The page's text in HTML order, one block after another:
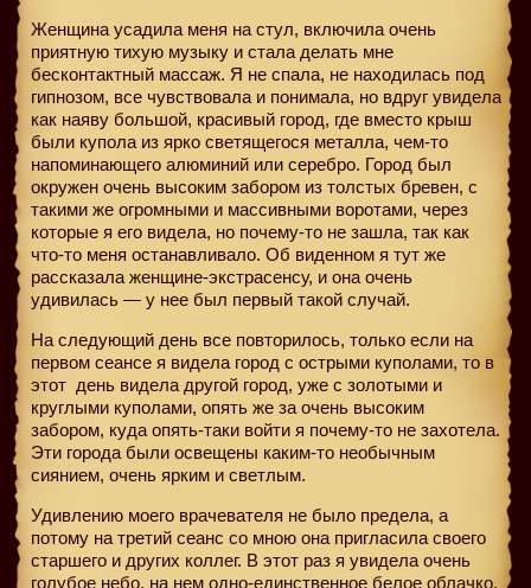
Женщина усадила меня на стул, включила очень
приятную тихую музыку и стала делать мне
бесконтактный массаж. Я не спала, не находилась под
гипнозом, все чувствовала и понимала, но вдруг увидела
как наяву большой, красивый город, где вместо крыш
были купола из ярко светящегося металла, чем-то
напоминающего алюминий или серебро. Город был
окружен очень высоким забором из толстых бревен, с
такими же огромными и массивными воротами, через
которые я его видела, но почему-то не зашла, так как
что-то меня останавливало. Об виденном я тут же
рассказала женщине-экстрасенсу, и она очень
удивилась — у нее был первый такой случай.
На следующий день все повторилось, только если на
первом сеансе я видела город с острыми куполами, то в
этот день видела другой город, уже с золотыми и
круглыми куполами, опять же за очень высоким
забором, куда опять-таки войти я почему-то не захотела.
Эти города были освещены каким-то необычным
сиянием, очень ярким и светлым.
Удивлению моего врачевателя не было предела, а
потому на третий сеанс со мною она пригласила своего
старшего и других коллег. В этот раз я увидела очень
голубое небо, на нем одно-единственное белое облачко,